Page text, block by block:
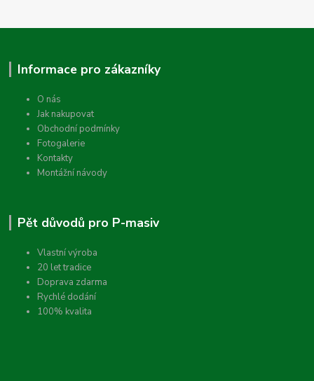
Informace pro zákazníky
O nás
Jak nakupovat
Obchodní podmínky
Fotogalerie
Kontakty
Montážní návody
Pět důvodů pro P-masiv
Vlastní výroba
20 let tradice
Doprava zdarma
Rychlé dodání
100% kvalita